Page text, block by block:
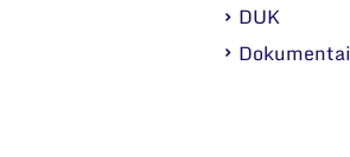
DUK
Dokumentai